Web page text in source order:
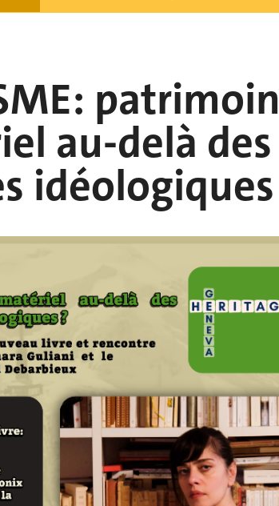
au-delà des
idéologiques